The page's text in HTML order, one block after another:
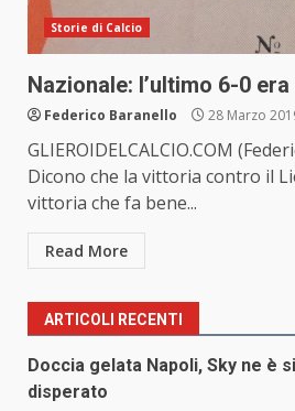
Storie di Calcio
Nazionale: l’ultimo 6-0
Federico Baranello 28 Marzo
GLIEROIDELCALCIO.COM
Dicono che la vittoria contro il
vittoria che fa bene...
Read More
ARTICOLI RECENTI
Doccia gelata Napoli, Sky ne è
disperato